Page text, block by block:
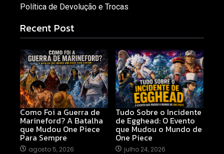
Política de Devolução e Trocas
Recent Post
Como Foi a Guerra de
Marineford? A Batalha
que Mudou One Piece
Para Sempre
agosto 5, 2026
Tudo Sobre o Incidente
de Egghead: O Evento
que Mudou o Mundo de
One Piece
julho 24, 2026